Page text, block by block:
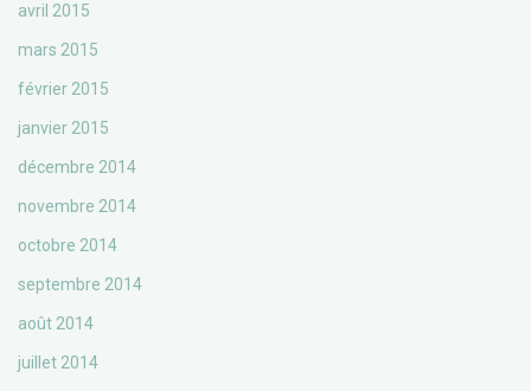
avril 2015
mars 2015
février 2015
janvier 2015
décembre 2014
novembre 2014
octobre 2014
septembre 2014
août 2014
juillet 2014